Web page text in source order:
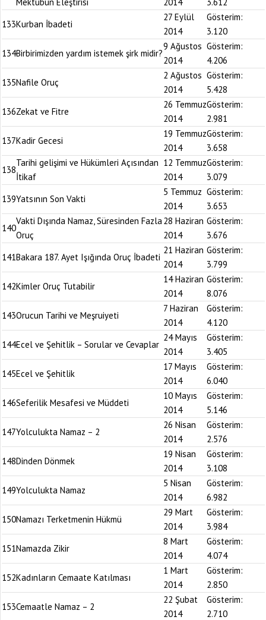
133Kurban İbadeti
27 Eylül
2014
Gösterim:
3.120
134Birbirimizden yardım istemek şirk midir?
9 Ağustos
2014
Gösterim:
4.206
135Nafile Oruç
2 Ağustos
2014
Gösterim:
5.428
136Zekat ve Fitre
26 Temmuz
2014
Gösterim:
2.981
137Kadir Gecesi
19 Temmuz
2014
Gösterim:
3.658
138
Tarihi gelişimi ve Hükümleri Açısından
İtikaf
12 Temmuz
2014
Gösterim:
3.079
139Yatsının Son Vakti
5 Temmuz
2014
Gösterim:
3.653
140
Vakti Dışında Namaz, Süresinden Fazla
Oruç
28 Haziran
2014
Gösterim:
3.676
141Bakara 187. Ayet Işığında Oruç İbadeti
21 Haziran
2014
Gösterim:
3.799
142Kimler Oruç Tutabilir
14 Haziran
2014
Gösterim:
8.076
143Orucun Tarihi ve Meşruiyeti
7 Haziran
2014
Gösterim:
4.120
144Ecel ve Şehitlik – Sorular ve Cevaplar
24 Mayıs
2014
Gösterim:
3.405
145Ecel ve Şehitlik
17 Mayıs
2014
Gösterim:
6.040
146Seferilik Mesafesi ve Müddeti
10 Mayıs
2014
Gösterim:
5.146
147Yolculukta Namaz – 2
26 Nisan
2014
Gösterim:
2.576
148Dinden Dönmek
19 Nisan
2014
Gösterim:
3.108
149Yolculukta Namaz
5 Nisan
2014
Gösterim:
6.982
150Namazı Terketmenin Hükmü
29 Mart
2014
Gösterim:
3.984
151Namazda Zikir
8 Mart
2014
Gösterim:
4.074
152Kadınların Cemaate Katılması
1 Mart
2014
Gösterim:
2.850
153Cemaatle Namaz – 2
22 Şubat
2014
Gösterim:
2.710